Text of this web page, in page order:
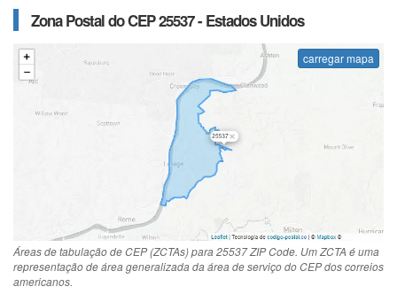
Zona Postal do CEP 25537 - Estados Unidos
carregar mapa
Áreas de tabulação de CEP (ZCTAs) para 25537 ZIP Code. Um ZCTA é uma
representação de área generalizada da área de serviço do CEP dos correios
americanos.